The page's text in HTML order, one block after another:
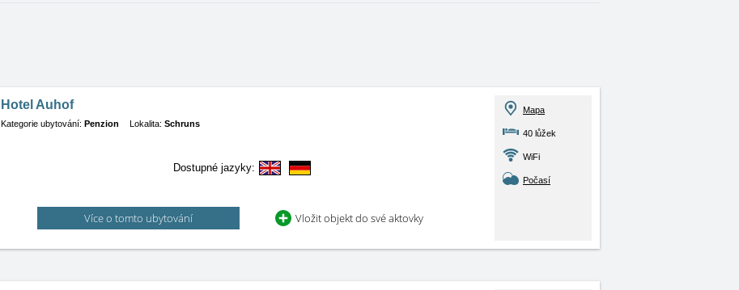
Hotel Auhof
Kategorie ubytování: Penzion Lokalita: Schruns
Dostupné jazyky:
Více o tomto ubytování Vložit objekt do své aktovky
Mapa
40 lůžek
WiFi
Počasí